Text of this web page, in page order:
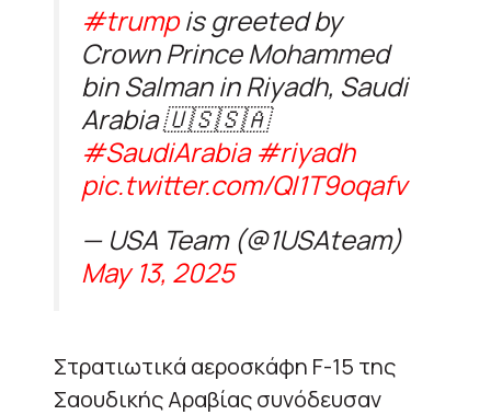
#trumpis greeted by
Crown Prince Mohammed
bin Salman in Riyadh, Saudi
Arabia 🇺🇸🇸🇦
#SaudiArabia #riyadh
pic.twitter.com/QI1T9oqafv
— USA Team (@1USAteam)
May 13, 2025
Στρατιωτικά αεροσκάφη F-15 της
Σαουδικής Αραβίας συνόδευσαν